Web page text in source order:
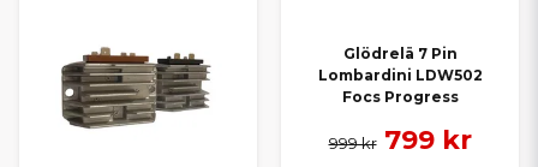
Glödrelä 7 Pin
Lombardini LDW502
Focs Progress
999 kr 799 kr